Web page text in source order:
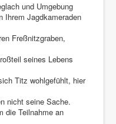
und Umgebung
Ihrem Jagdkameraden
Freßnitzgraben,
seines Lebens
Titz wohlgefühlt, hier
nicht seine Sache.
die Teilnahme an